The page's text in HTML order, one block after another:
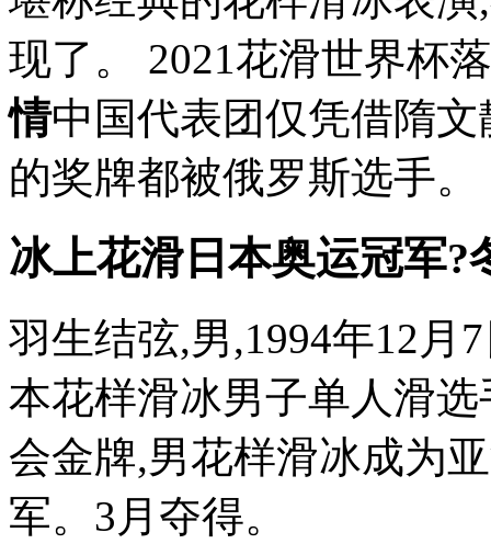
现了。 2021花滑世界杯
情中国代表团仅凭借隋
的奖牌都被俄罗斯选手。
冰上花滑日本奥运冠军?
羽生结弦,男,1994年12月
本花样滑冰男子单人滑
会金牌,男花样滑冰成为
军。3月夺得。